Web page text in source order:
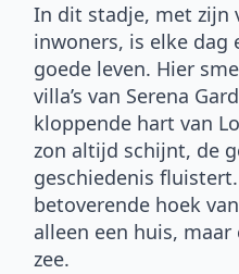
In dit stadje, met zijn
inwoners, is elke dag
goede leven. Hier
villa’s van Serena
kloppende hart van
zon altijd schijnt, de
geschiedenis
betoverende hoek
alleen een huis, maar
zee.